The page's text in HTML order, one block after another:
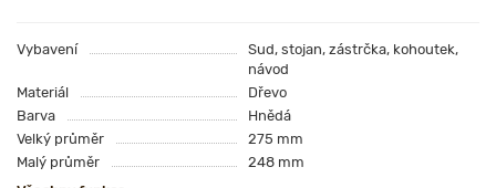
Vybavení
Sud, stojan, zástrčka, kohoutek,
návod
Materiál
Dřevo
Barva
Hnědá
Velký průměr
275 mm
Malý průměr
248 mm